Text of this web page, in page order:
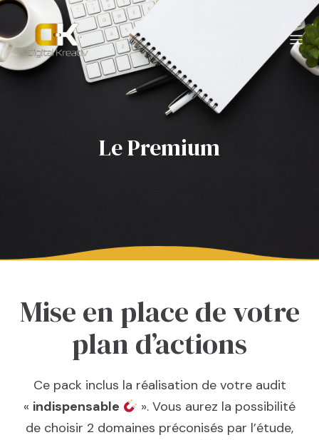
Le Premium
Mise en place de votre
plan d’actions
Ce pack inclus la réalisation de votre audit
« indispensable
». Vous aurez la possibilité
de choisir 2 domaines préconisés par l’étude,